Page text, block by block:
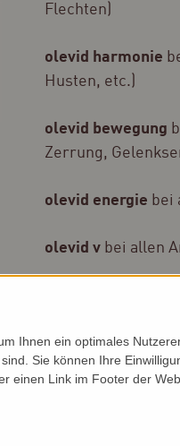
Flechten)
olevid harmonie
Husten, etc.)
olevid bewegung
Zerrung,
olevid energie bei
olevid v bei allen
bei
Trägermaterial:
Ihnen ein optimales
Sie können Ihre
einen Link im Footer der